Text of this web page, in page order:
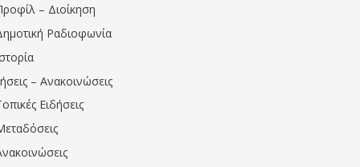
– Διοίκηση
Ραδιοφωνία
– Ανακοινώσεις
Ειδήσεις